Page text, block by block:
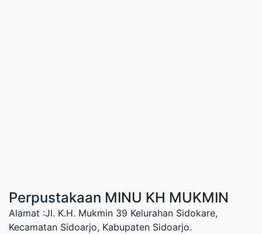
Perpustakaan MINU KH MUKMIN
Alamat :Jl. K.H. Mukmin 39 Kelurahan Sidokare,
Kecamatan Sidoarjo, Kabupaten Sidoarjo.